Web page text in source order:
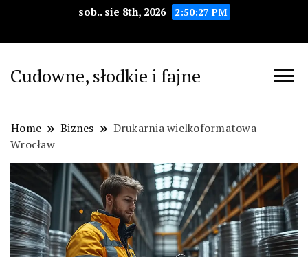
sob.. sie 8th, 2026 2:50:28 PM
Cudowne, słodkie i fajne
Home Biznes
Drukarnia wielkoformatowa
Wrocław